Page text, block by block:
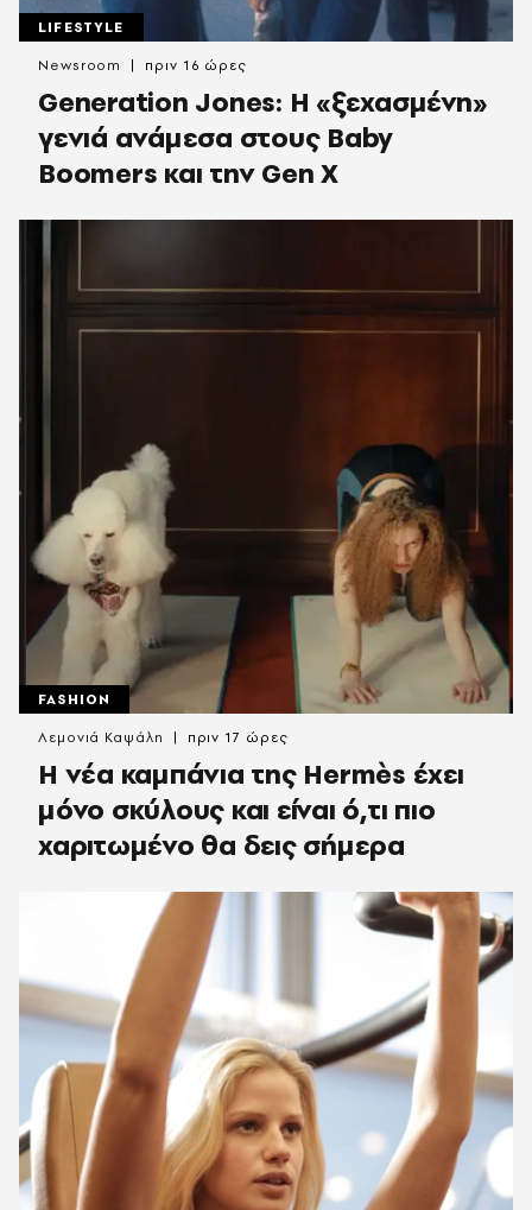
LIFESTYLE
Generation Jones: Η «ξεχασμένη»
γενιά ανάμεσα στους Baby
Boomers και την Gen X
Newsroom πριν 16 ώρες
FASHION
Η νέα καμπάνια της Hermès έχει
μόνο σκύλους και είναι ό,τι πιο
χαριτωμένο θα δεις σήμερα
Λεμονιά Καψάλη πριν 17 ώρες